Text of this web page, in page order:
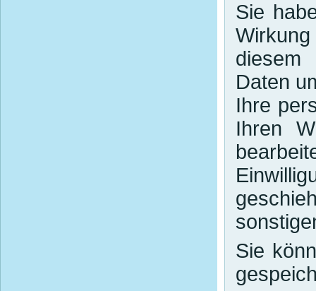
Sie
Daten
Ihre
Ihren
Sie